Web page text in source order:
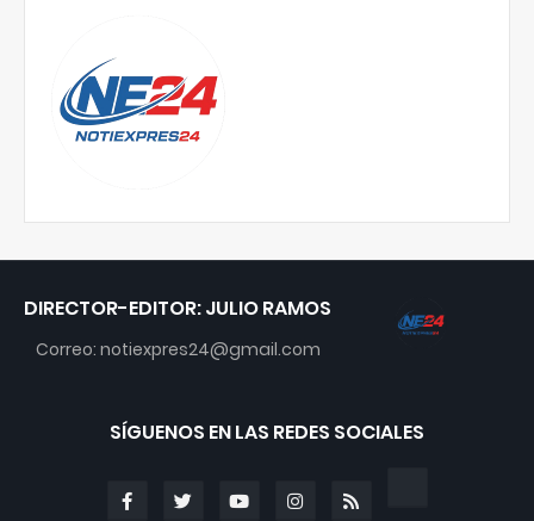
DIRECTOR-EDITOR: JULIO RAMOS
Correo: notiexpres24@gmail.com
SÍGUENOS EN LAS REDES SOCIALES